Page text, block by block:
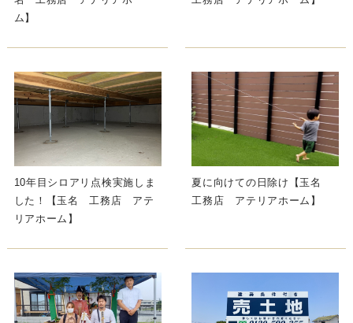
ム】
10年目シロアリ点検実施しま
した！【玉名 工務店 アテ
リアホーム】
夏に向けての日除け【玉名
工務店 アテリアホーム】